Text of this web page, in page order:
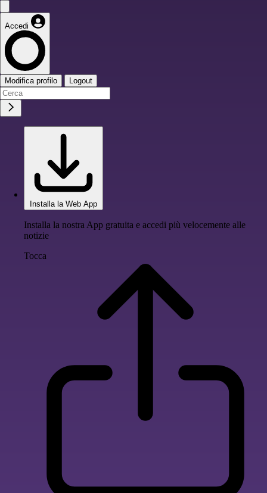
Accedi
Modifica profilo Logout
Installa la Web App
Installa la nostra App gratuita e accedi più velocemente alle
notizie
Tocca